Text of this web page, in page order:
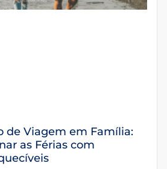
de Viagem em Família:
as Férias com